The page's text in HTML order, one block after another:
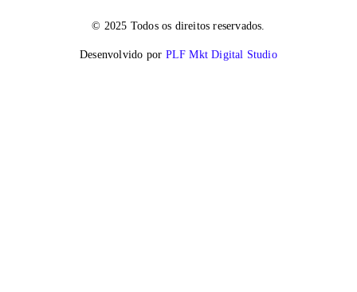
© 2025 Todos os direitos reservados.
Desenvolvido por PLF Mkt Digital Studio